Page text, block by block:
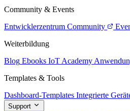
Community & Events
Entwicklerzentrum Community
Weiterbildung
Blog Ebooks IoT Academy
Templates & Tools
Dashboard-Templates Integrierte
Support